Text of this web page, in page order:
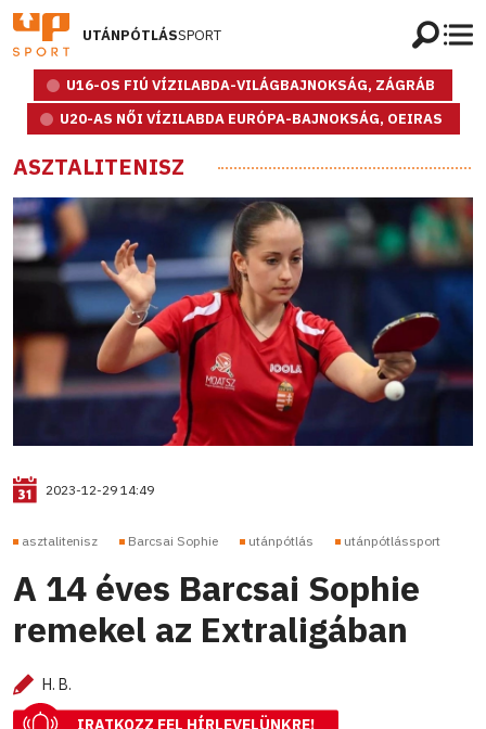
UTÁNPÓTLÁSSPORT
U16-OS FIÚ VÍZILABDA-VILÁGBAJNOKSÁG, ZÁGRÁB
U20-AS NŐI VÍZILABDA EURÓPA-BAJNOKSÁG, OEIRAS
ASZTALITENISZ
2023-12-29 14:49
asztalitenisz Barcsai Sophie utánpótlás utánpótlássport
A 14 éves Barcsai Sophie
remekel az Extraligában
H. B.
IRATKOZZ FEL HÍRLEVELÜNKRE!